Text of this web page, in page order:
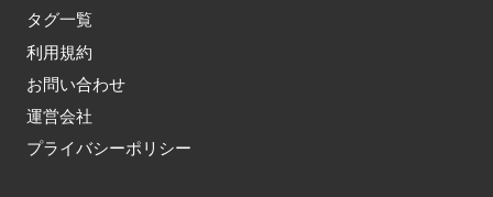
タグ一覧
利用規約
お問い合わせ
運営会社
プライバシーポリシー